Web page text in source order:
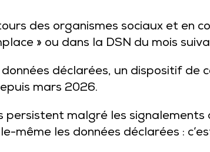
des organismes sociaux et en
» ou dans la DSN du mois
déclarées, un dispositif de
mars 2026.
malgré les signalements
même les données déclarées :